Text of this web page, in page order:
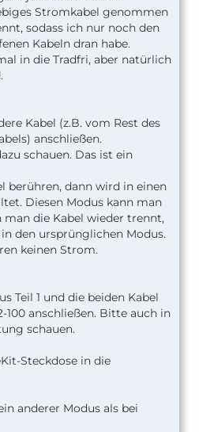
Stromkabel genommen
sodass ich nur noch den
Kabeln dran habe.
in die Tradfri, aber natürlich
Kabel (z.B. vom Rest des
anschließen.
schauen. Das ist ein
berühren, dann wird in einen
Diesen Modus kann man
man die Kabel wieder trennt,
den ursprünglichen Modus.
keinen Strom.
Teil 1 und die beiden Kabel
100 anschließen. Bitte auch in
schauen.
Steckdose in die
anderer Modus als bei